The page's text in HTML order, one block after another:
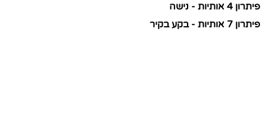
פיתרון 4 אותיות - נישה
פיתרון 7 אותיות - בקע בקיר